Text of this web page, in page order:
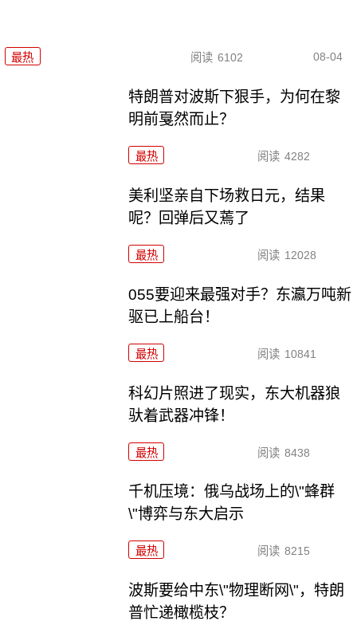
最热 阅读 6102 08-04
特朗普对波斯下狠手，为何在黎
明前戛然而止？
最热 阅读 4282
美利坚亲自下场救日元，结果
呢？回弹后又蔫了
最热 阅读 12028
055要迎来最强对手？东瀛万吨新
驱已上船台！
最热 阅读 10841
科幻片照进了现实，东大机器狼
驮着武器冲锋！
最热 阅读 8438
千机压境：俄乌战场上的\"蜂群
\"博弈与东大启示
最热 阅读 8215
波斯要给中东\"物理断网\"，特朗
普忙递橄榄枝？